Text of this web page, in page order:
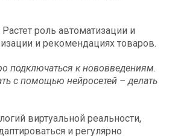
роль автоматизации и
и рекомендациях товаров.
подключаться к нововведениям.
с помощью нейросетей – делать
виртуальной реальности,
и регулярно